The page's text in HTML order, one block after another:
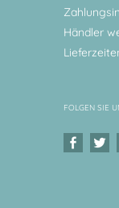
Händler
FOLGEN SIE